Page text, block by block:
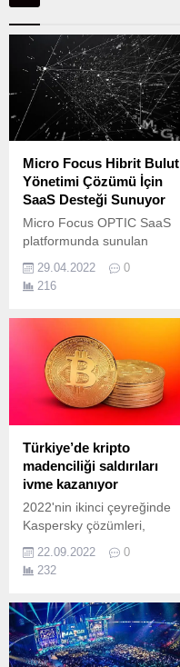
Micro Focus Hibrit Bulut
Yönetimi Çözümü İçin
SaaS Desteği Sunuyor
Micro Focus OPTIC SaaS
platformunda sunulan
Hybrid Cloud Management
X çözümüyle daha kolay,
güvenli ve düşük maliyetli
ile self servis, yönetişim ve
optimizasyon sağlıyor.
29.04.2022
0
216
Türkiye’de kripto
madenciliği saldırıları
ivme kazanıyor
2022'nin ikinci çeyreğinde
Kaspersky çözümleri,
yeni modifikasyon tespit etti.
22.09.2022
0
232